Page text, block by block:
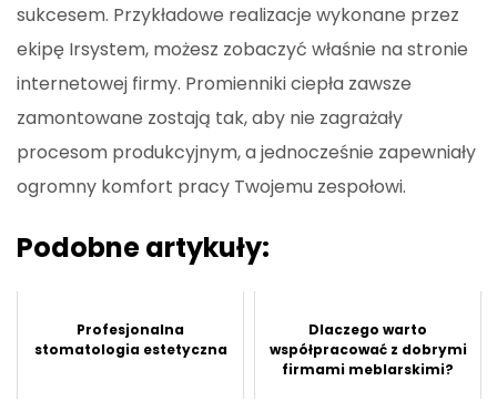
sukcesem. Przykładowe realizacje wykonane przez
ekipę Irsystem, możesz zobaczyć właśnie na stronie
internetowej firmy. Promienniki ciepła zawsze
zamontowane zostają tak, aby nie zagrażały
procesom produkcyjnym, a jednocześnie zapewniały
ogromny komfort pracy Twojemu zespołowi.
Podobne artykuły:
Profesjonalna
stomatologia estetyczna
Dlaczego warto
współpracować z dobrymi
firmami meblarskimi?